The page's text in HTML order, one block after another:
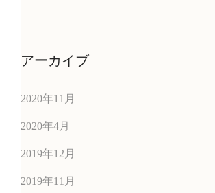
アーカイブ
2020年11月
2020年4月
2019年12月
2019年11月